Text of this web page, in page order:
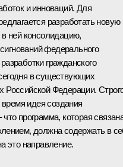
и инноваций. Для
разработать новую
в ней консолидацию,
федерального
гражданского
в существующих
Российской Федерации.
идея создания
программа, которая
должна содержать в
это направление.